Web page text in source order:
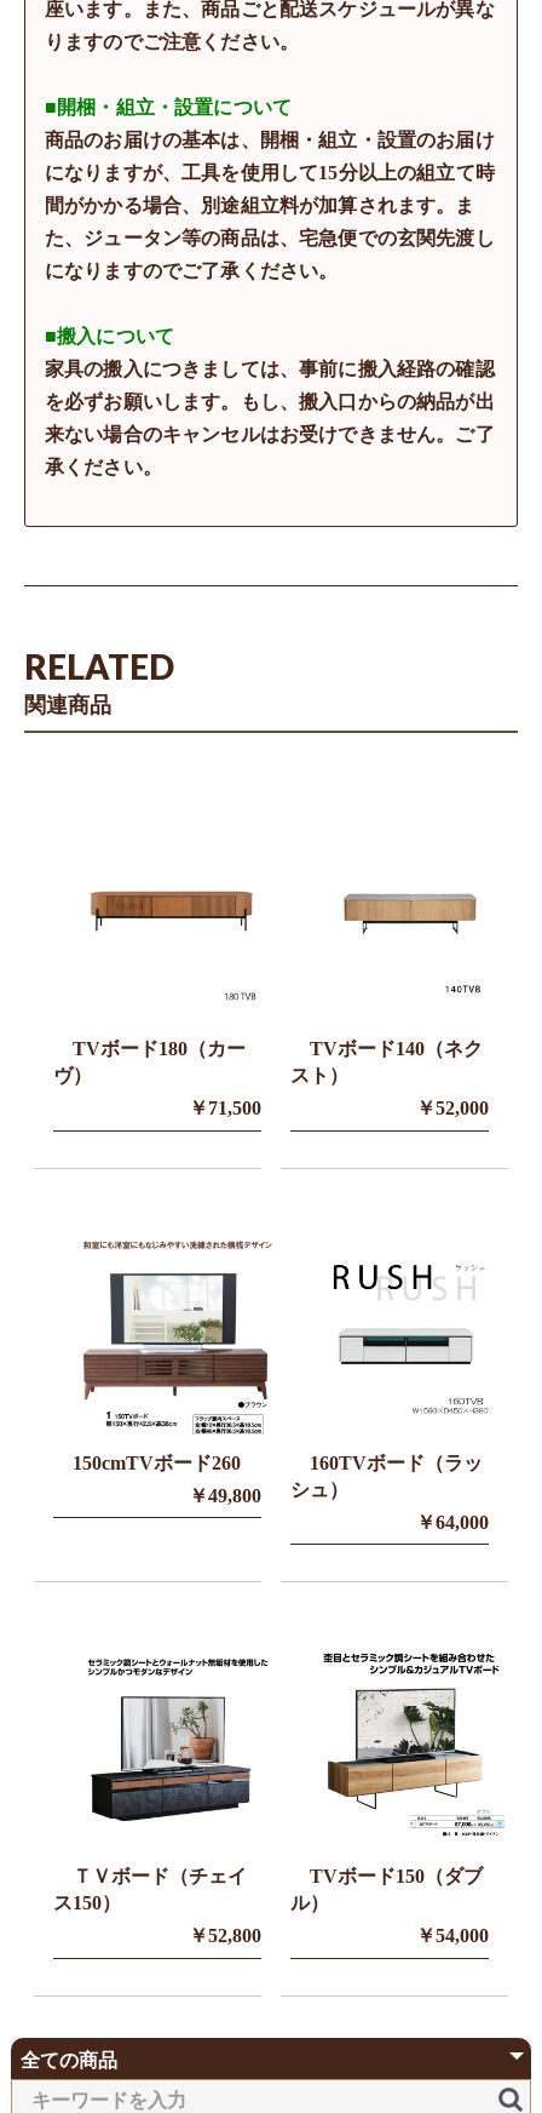
座います。また、商品ごと配送スケジュールが異な
りますのでご注意ください。
■開梱・組立・設置について
商品のお届けの基本は、開梱・組立・設置のお届け
になりますが、工具を使用して15分以上の組立て時
間がかかる場合、別途組立料が加算されます。ま
た、ジュータン等の商品は、宅急便での玄関先渡し
になりますのでご了承ください。
■搬入について
家具の搬入につきましては、事前に搬入経路の確認
を必ずお願いします。もし、搬入口からの納品が出
来ない場合のキャンセルはお受けできません。ご了
承ください。
RELATED
関連商品
TVボード180（カー
ヴ）
￥71,500
TVボード140（ネク
スト）
￥52,000
150cmTVボード260
￥49,800
160TVボード（ラッ
シュ）
￥64,000
ＴＶボード（チェイ
ス150）
￥52,800
TVボード150（ダブ
ル）
￥54,000